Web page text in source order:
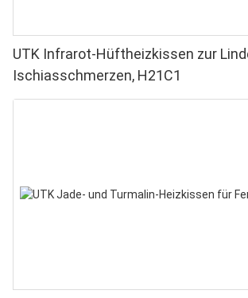
UTK Infrarot-Hüftheizkissen zur
Ischiasschmerzen, H21C1